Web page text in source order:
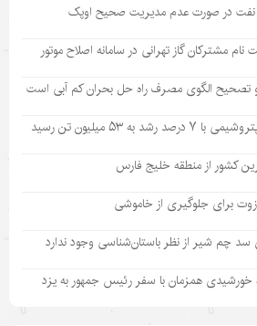
در صورت عدم مدیریت صحیح اوپک
تصحیح الگوی مصرف راه حل بحران کم آبی است
برای جلوگیری از خاموشی
چم شیر از نظر باستان‌شناسی وجود ندارد